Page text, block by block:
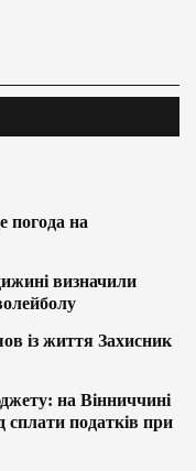
погода на
визначили
із життя Захисник
на Вінниччині
сплати податків при